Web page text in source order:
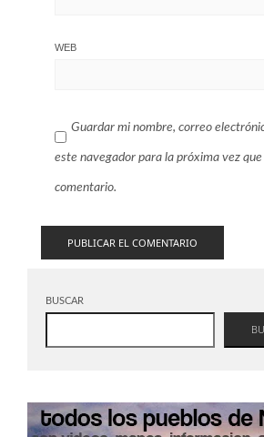
WEB
Guardar mi nombre, correo
este navegador para la próxima vez que
comentario.
BUSCAR